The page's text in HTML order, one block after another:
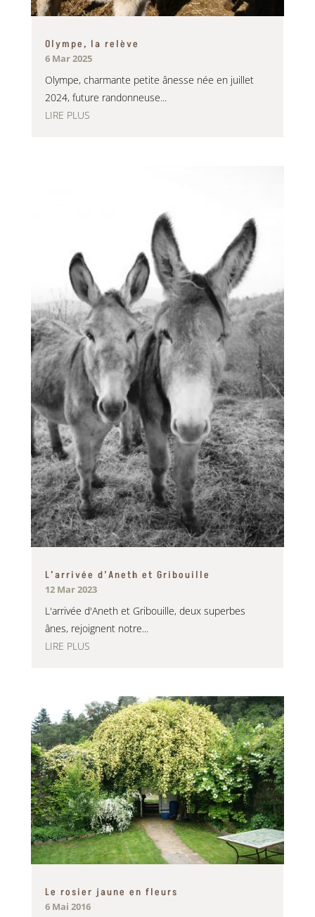
Olympe, la relève
6 Mar 2025
Olympe, charmante petite ânesse née en juillet
2024, future randonneuse...
LIRE PLUS
L’arrivée d’Aneth et Gribouille
12 Mar 2023
L'arrivée d'Aneth et Gribouille, deux superbes
ânes, rejoignent notre...
LIRE PLUS
Le rosier jaune en fleurs
6 Mai 2016